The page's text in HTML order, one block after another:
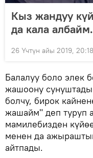
Кыз жандуу
да кала
26 Үчтүн айы 2019, 20:18
Балалуу боло элек
жашоону
болчу, бирок
жашайм" деп туруп
мамилебизден
менен да
айтпады.